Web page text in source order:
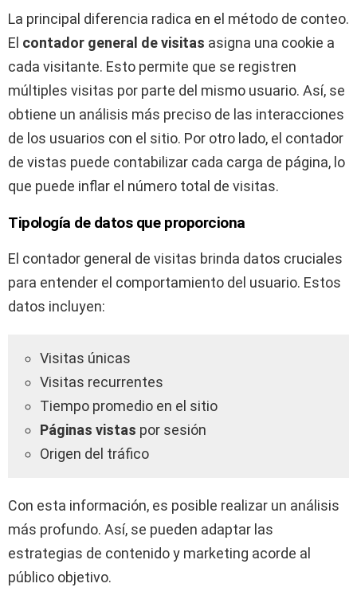
La principal diferencia radica en el método de conteo.
El contador general de visitas asigna una cookie a
cada visitante. Esto permite que se registren
múltiples visitas por parte del mismo usuario. Así, se
obtiene un análisis más preciso de las interacciones
de los usuarios con el sitio. Por otro lado, el contador
de vistas puede contabilizar cada carga de página, lo
que puede inflar el número total de visitas.
Tipología de datos que proporciona
El contador general de visitas brinda datos cruciales
para entender el comportamiento del usuario. Estos
datos incluyen:
Visitas únicas
Visitas recurrentes
Tiempo promedio en el sitio
Páginas vistas por sesión
Origen del tráfico
Con esta información, es posible realizar un análisis
más profundo. Así, se pueden adaptar las
estrategias de contenido y marketing acorde al
público objetivo.